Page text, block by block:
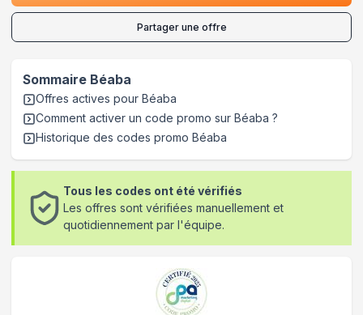
Partager une offre
Sommaire Béaba
Offres actives pour Béaba
Comment activer un code promo sur Béaba ?
Historique des codes promo Béaba
Tous les codes ont été vérifiés
Les offres sont vérifiées manuellement et
quotidiennement par l'équipe.